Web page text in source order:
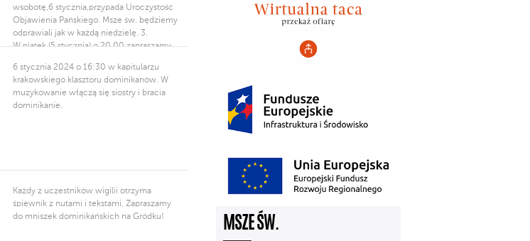
wsobotę,6 stycznia,przypada Uroczystość
Objawienia Pańskiego. Msze św. będziemy
odprawiali jak w każdą niedzielę. 3.
W piątek (5 stycznia) o 20.00 zapraszamy
na Gródku przy ul. Mikołajskiej
na gregoriańską wigilię uroczystości
Objawienia Pańskiego. Modlitwę
poprowadzi schola Vigilantes
6 stycznia 2024 o 16:30 w kapitularzu
krakowskiego klasztoru dominikanów. W
muzykowanie włączą się siostry i bracia
dominikanie.
Każdy z uczestników wigilii otrzyma
śpiewnik z nutami i tekstami. Zapraszamy
do mniszek dominikańskich na Gródku!
MSZE ŚW.